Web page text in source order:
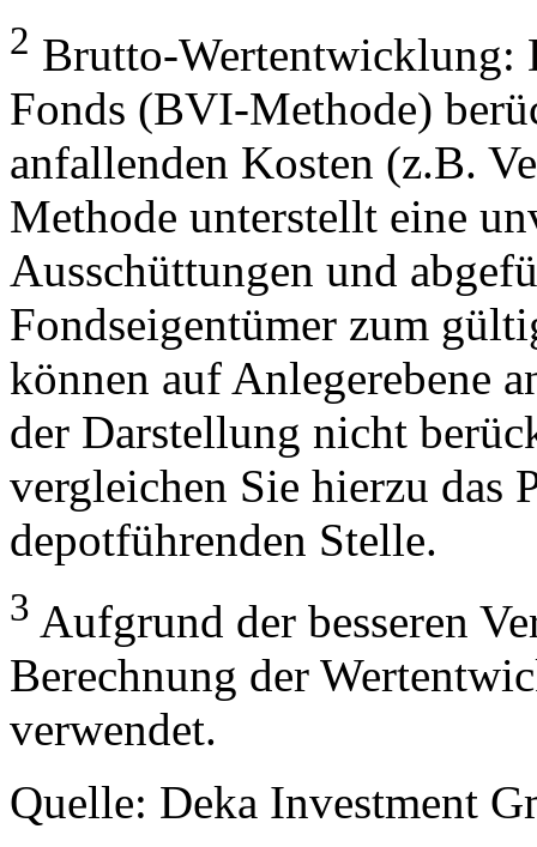
2 Brutto-Wertentwicklung:
Fonds (BVI-Methode)
anfallenden Kosten (z.B.
Methode unterstellt eine
Ausschüttungen und
Fondseigentümer zum
können auf Anlegerebene
der Darstellung nicht
vergleichen Sie hierzu das
depotführenden Stelle.
3 Aufgrund der besseren
Berechnung der
verwendet.
Quelle: Deka Investment